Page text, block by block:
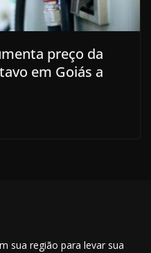
preço da
em Goiás a
sua região para levar sua